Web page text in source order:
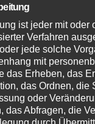
FEUERWEHR POLIZEI
ist jeder mit oder
Verfahren
jede solche
mit
das Erheben, das
das Ordnen, die
oder
das Abfragen, die